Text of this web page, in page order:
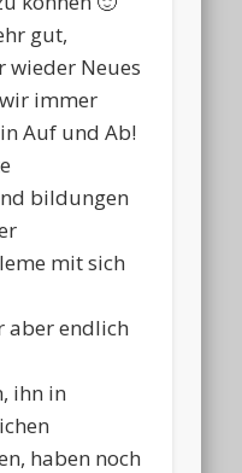
gut,
wieder Neues
immer
Auf und Ab!
bildungen
mit sich
aber endlich
ihn in
haben noch